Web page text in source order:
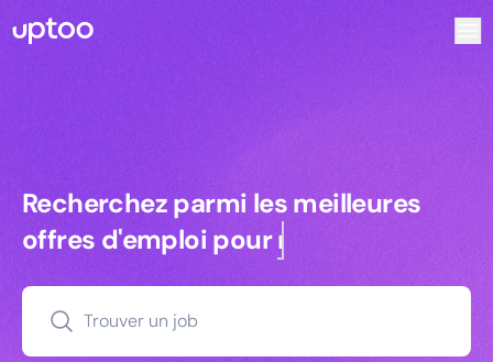
Recherchez parmi les meilleures
Recherchez parmi les meilleures
offres d'emploi pourmanagers
Trouver un job